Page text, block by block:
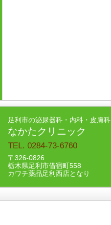
足利市の泌尿器科・内科・皮膚科
なかたクリニック
TEL. 0284-73-6760
〒326-0826
栃木県足利市借宿町558
カワチ薬品足利西店となり